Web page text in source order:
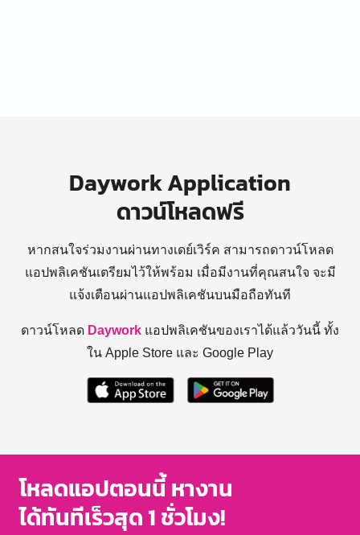
Daywork Application
ดาวน์โหลดฟรี
หากสนใจร่วมงานผ่านทางเดย์เวิร์ค สามารถดาวน์โหลด
แอปพลิเคชันเตรียมไว้ให้พร้อม เมื่อมีงานที่คุณสนใจ จะมี
แจ้งเตือนผ่านแอปพลิเคชันบนมือถือทันที
ดาวน์โหลด Daywork แอปพลิเคชันของเราได้แล้ววันนี้ ทั้ง
ใน Apple Store และ Google Play
โหลดแอปตอนนี้ หางาน
ได้ทันทีเร็วสุด 1 ชั่วโมง!